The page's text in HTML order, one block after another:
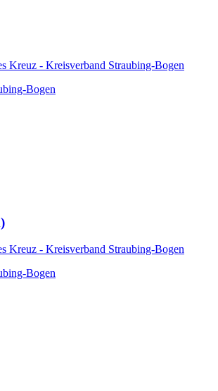
Kreuz - Kreisverband Straubing-Bogen
Bogen
Kreuz - Kreisverband Straubing-Bogen
Bogen